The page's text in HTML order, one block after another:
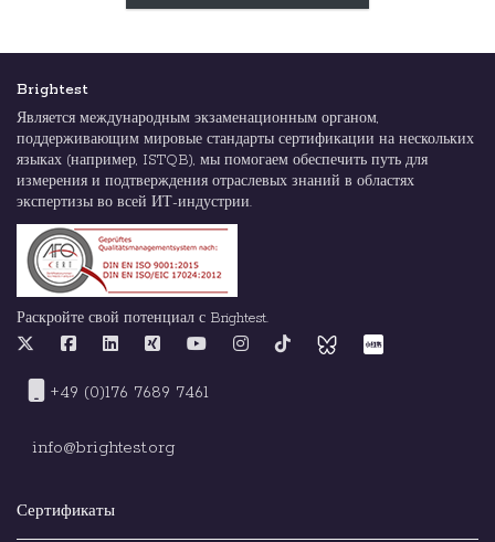
Brightest
Является международным экзаменационным органом,
поддерживающим мировые стандарты сертификации на нескольких
языках (например, ISTQB), мы помогаем обеспечить путь для
измерения и подтверждения отраслевых знаний в областях
экспертизы во всей ИТ-индустрии.
Раскройте свой потенциал с Brightest.
+49 (0)176 7689 7461
info@brightest.org
Сертификаты